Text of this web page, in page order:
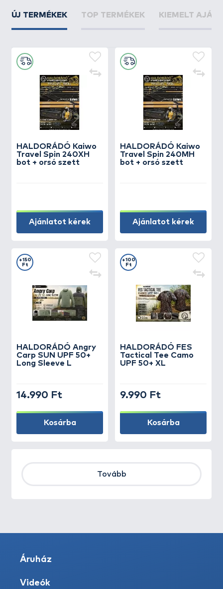
ÚJ TERMÉKEK TOP TERMÉKEK KIEMELT
HALDORÁDÓ Kaiwo
Travel Spin 240XH
bot + orsó szett
Ajánlatot kérek
HALDORÁDÓ Kaiwo
Travel Spin 240MH
bot + orsó szett
Ajánlatot kérek
HALDORÁDÓ Angry
Carp SUN UPF 50+
Long Sleeve L
+150
Ft
14.990 Ft
Kosárba
HALDORÁDÓ FES
Tactical Tee Camo
UPF 50+ XL
+100
Ft
9.990 Ft
Kosárba
Tovább
Áruház
Videók